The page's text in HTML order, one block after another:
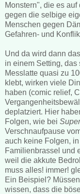
Monstern", die es
gegen die selbige
Menschen gegen
Gefahren- und
Und da wird dann
in einem Setting, das
Messlatte quasi zu
klebt, wirken viele
haben (comic relief,
deplatziert. Hier
Folgen, wie bei
Verschnaufpause
auch keine Folgen,
Familienbrassel und
weil die akkute
muss alles! immer!
Ein Beispiel?
wissen, dass die